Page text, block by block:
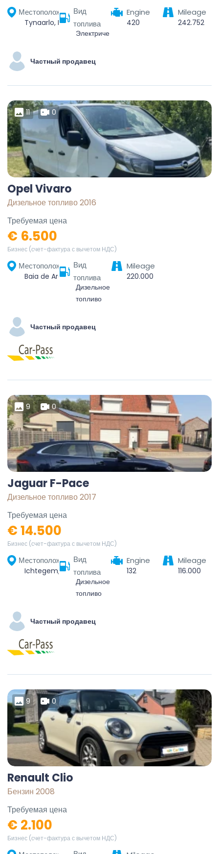
Местоположение
Tynaarlo, Drenthe, Nederland
Вид
топлива
Электрический
Engine
420
Mileage
242.752
Частный продавец
11 0
Opel Vivaro
Дизельное топливо 2016
Требуемая цена
€ 6.500
Бизнес (счет-фактура с вычетом НДС)
Местоположение
Baia de Aramă, Mehedinți, România
Вид
топлива
Дизельное
топливо
Mileage
220.000
Частный продавец
9 0
Jaguar F-Pace
Дизельное топливо 2017
Требуемая цена
€ 14.500
Бизнес (счет-фактура с вычетом НДС)
Местоположение
Ichtegem, Oostende, West-Vlaanderen, Vlaanderen, België
Вид
топлива
Дизельное
топливо
Engine
132
Mileage
116.000
Частный продавец
9 0
Renault Clio
Бензин 2008
Требуемая цена
€ 2.100
Бизнес (счет-фактура с вычетом НДС)